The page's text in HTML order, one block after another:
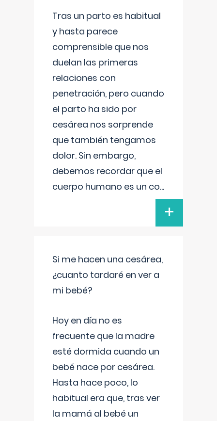
Tras un parto es habitual
y hasta parece
comprensible que nos
duelan las primeras
relaciones con
penetración, pero cuando
el parto ha sido por
cesárea nos sorprende
que también tengamos
dolor. Sin embargo,
debemos recordar que el
cuerpo humano es un co...
+
Si me hacen una cesárea,
¿cuanto tardaré en ver a
mi bebé?
Hoy en día no es
frecuente que la madre
esté dormida cuando un
bebé nace por cesárea.
Hasta hace poco, lo
habitual era que, tras ver
la mamá al bebé un